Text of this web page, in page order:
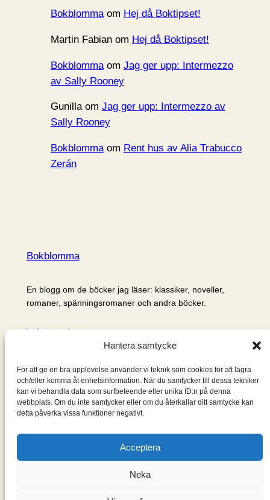
Hantera samtycke
För att ge en bra upplevelse använder vi teknik som cookies för att lagra
och/eller komma åt enhetsinformation. När du samtycker till dessa tekniker
kan vi behandla data som surfbeteende eller unika ID:n på denna
webbplats. Om du inte samtycker eller om du återkallar ditt samtycke kan
detta påverka vissa funktioner negativt.
Acceptera
Neka
Bokblommaom Hej då Boktipset!
Martin Fabianom Hej då Boktipset!
Bokblommaom Jag ger upp: Intermezzo
av Sally Rooney
Gunillaom Jag ger upp: Intermezzo av
Sally Rooney
Bokblommaom Rent hus av Alia Trabucco
Zerán
Bokblomma
En blogg om de böcker jag läser: klassiker, noveller,
romaner, spänningsromaner och andra böcker.
Information
Om mig & om bloggen
S
ö
k